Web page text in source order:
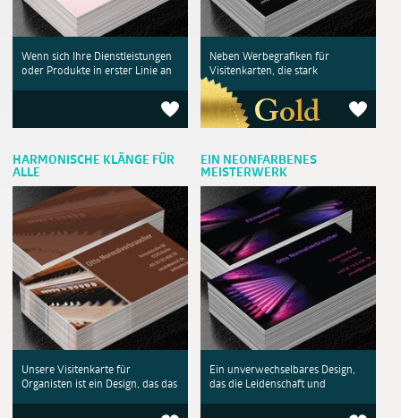
Wenn sich Ihre Dienstleistungen
oder Produkte in erster Linie an
Neben Werbegrafiken für
Visitenkarten, die stark
HARMONISCHE KLÄNGE FÜR
ALLE
Unsere Visitenkarte für
Organisten ist ein Design, das das
EIN NEONFARBENES
MEISTERWERK
Ein unverwechselbares Design,
das die Leidenschaft und